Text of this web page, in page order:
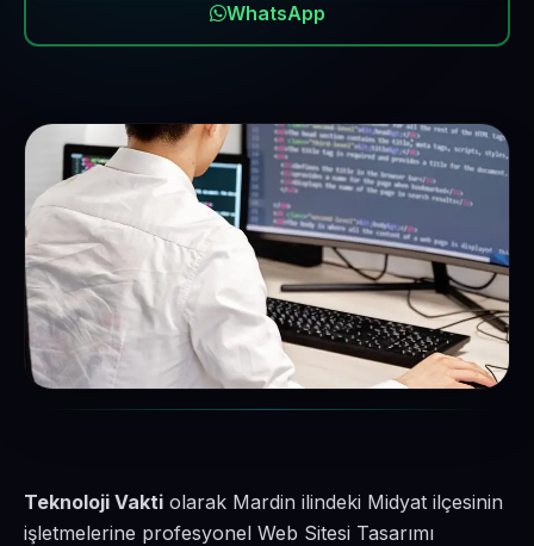
WhatsApp
Teknoloji Vakti olarak Mardin ilindeki Midyat ilçesinin
işletmelerine profesyonel Web Sitesi Tasarımı